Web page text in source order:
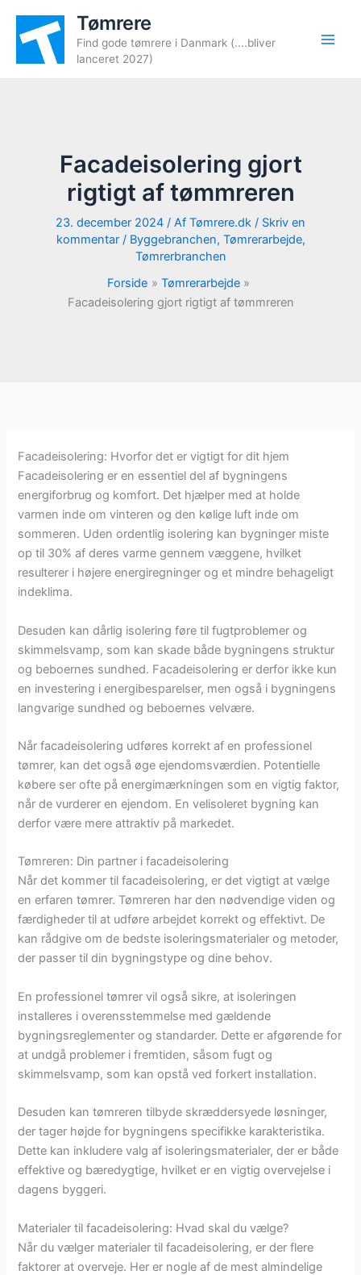
indholdet
Tømrere
Find gode tømrere i Danmark (....bliver
lanceret 2027)
Facadeisolering gjort
rigtigt af tømmreren
23. december 2024 / Af Tømrere.dk / Skriv en
kommentar / Byggebranchen, Tømrerarbejde,
Tømrerbranchen
Forside
Tømrerarbejde
Facadeisolering gjort rigtigt af tømmreren
Facadeisolering: Hvorfor det er vigtigt for dit hjem
Facadeisolering er en essentiel del af bygningens
energiforbrug og komfort. Det hjælper med at holde
varmen inde om vinteren og den kølige luft inde om
sommeren. Uden ordentlig isolering kan bygninger miste
op til 30% af deres varme gennem væggene, hvilket
resulterer i højere energiregninger og et mindre behageligt
indeklima.
Desuden kan dårlig isolering føre til fugtproblemer og
skimmelsvamp, som kan skade både bygningens struktur
og beboernes sundhed. Facadeisolering er derfor ikke kun
en investering i energibesparelser, men også i bygningens
langvarige sundhed og beboernes velvære.
Når facadeisolering udføres korrekt af en professionel
tømrer, kan det også øge ejendomsværdien. Potentielle
købere ser ofte på energimærkningen som en vigtig faktor,
når de vurderer en ejendom. En velisoleret bygning kan
derfor være mere attraktiv på markedet.
Tømreren: Din partner i facadeisolering
Når det kommer til facadeisolering, er det vigtigt at vælge
en erfaren tømrer. Tømreren har den nødvendige viden og
færdigheder til at udføre arbejdet korrekt og effektivt. De
kan rådgive om de bedste isoleringsmaterialer og metoder,
der passer til din bygningstype og dine behov.
En professionel tømrer vil også sikre, at isoleringen
installeres i overensstemmelse med gældende
bygningsreglementer og standarder. Dette er afgørende for
at undgå problemer i fremtiden, såsom fugt og
skimmelsvamp, som kan opstå ved forkert installation.
Desuden kan tømreren tilbyde skræddersyede løsninger,
der tager højde for bygningens specifikke karakteristika.
Dette kan inkludere valg af isoleringsmaterialer, der er både
effektive og bæredygtige, hvilket er en vigtig overvejelse i
dagens byggeri.
Materialer til facadeisolering: Hvad skal du vælge?
Når du vælger materialer til facadeisolering, er der flere
faktorer at overveje. Her er nogle af de mest almindelige